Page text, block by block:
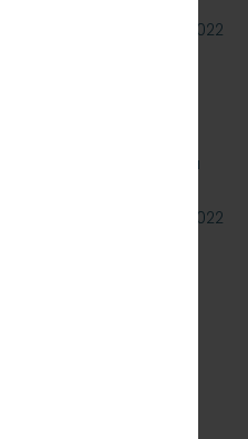
09 czerwca 2022
przedmiotem
kartkowych i z
typu POS- w pięciu
31 maja 2022
przedmiotem
siedziby
żeliwnych wstawek
typu DO-B-380, znak
Sp. z o.o.